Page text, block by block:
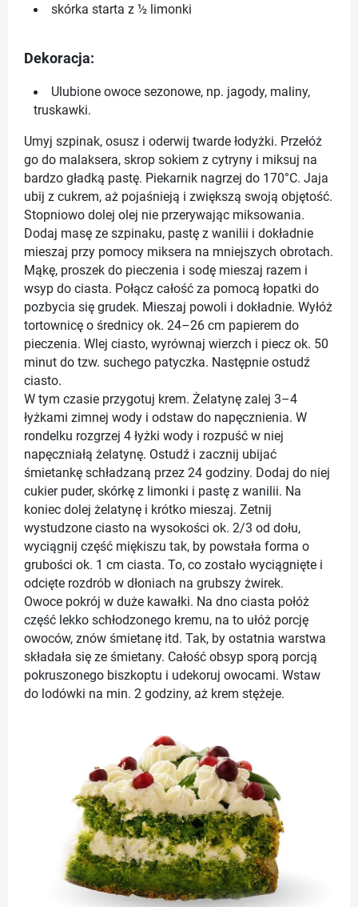
skórka starta z ½ limonki
Dekoracja:
Ulubione owoce sezonowe, np. jagody, maliny,
truskawki.
Umyj szpinak, osusz i oderwij twarde łodyżki. Przełóż
go do malaksera, skrop sokiem z cytryny i miksuj na
bardzo gładką pastę. Piekarnik nagrzej do 170°C. Jaja
ubij z cukrem, aż pojaśnieją i zwiększą swoją objętość.
Stopniowo dolej olej nie przerywając miksowania.
Dodaj masę ze szpinaku, pastę z wanilii i dokładnie
mieszaj przy pomocy miksera na mniejszych obrotach.
Mąkę, proszek do pieczenia i sodę mieszaj razem i
wsyp do ciasta. Połącz całość za pomocą łopatki do
pozbycia się grudek. Mieszaj powoli i dokładnie. Wyłóż
tortownicę o średnicy ok. 24–26 cm papierem do
pieczenia. Wlej ciasto, wyrównaj wierzch i piecz ok. 50
minut do tzw. suchego patyczka. Następnie ostudź
ciasto.
W tym czasie przygotuj krem. Żelatynę zalej 3–4
łyżkami zimnej wody i odstaw do napęcznienia. W
rondelku rozgrzej 4 łyżki wody i rozpuść w niej
napęczniałą żelatynę. Ostudź i zacznij ubijać
śmietankę schładzaną przez 24 godziny. Dodaj do niej
cukier puder, skórkę z limonki i pastę z wanilii. Na
koniec dolej żelatynę i krótko mieszaj. Zetnij
wystudzone ciasto na wysokości ok. 2/3 od dołu,
wyciągnij część miękiszu tak, by powstała forma o
grubości ok. 1 cm ciasta. To, co zostało wyciągnięte i
odcięte rozdrób w dłoniach na grubszy żwirek.
Owoce pokrój w duże kawałki. Na dno ciasta połóż
część lekko schłodzonego kremu, na to ułóż porcję
owoców, znów śmietanę itd. Tak, by ostatnia warstwa
składała się ze śmietany. Całość obsyp sporą porcją
pokruszonego biszkoptu i udekoruj owocami. Wstaw
do lodówki na min. 2 godziny, aż krem stężeje.